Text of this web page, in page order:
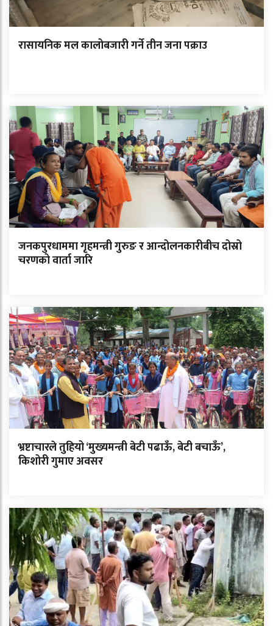
रासायनिक मल कालोबजारी गर्ने तीन जना पक्राउ
जनकपुरधाममा गृहमन्त्री गुरुङ र आन्दोलनकारीबीच दोस्रो
चरणको वार्ता जारि
भ्रष्टाचारले तुहियो ‘मुख्यमन्त्री बेटी पढाऊँ, बेटी बचाऊँ’,
किशोरी गुमाए अवसर